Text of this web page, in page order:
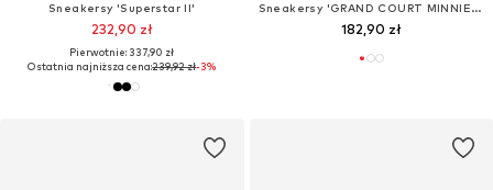
Sneakersy 'Superstar II'
232,90 zł
Pierwotnie: 337,90 zł
Ostatnia najniższa cena:239,92 zł-3%
Sneakersy 'GRAND COURT MINNIE CF I'
182,90 zł